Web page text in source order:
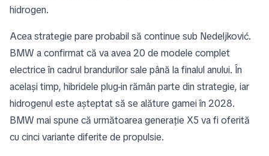
hidrogen.
Acea strategie pare probabil să continue sub Nedeljković.
BMW a confirmat că va avea 20 de modele complet
electrice în cadrul brandurilor sale până la finalul anului. În
același timp, hibridele plug-in rămân parte din strategie, iar
hidrogenul este așteptat să se alăture gamei în 2028.
BMW mai spune că următoarea generație X5 va fi oferită
cu cinci variante diferite de propulsie.